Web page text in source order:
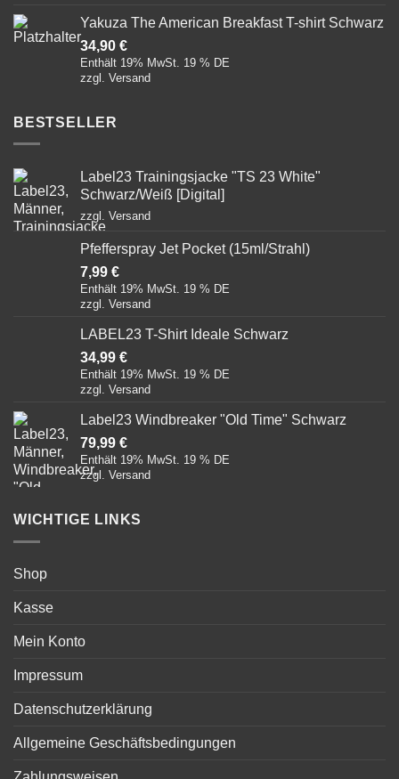
Yakuza The American Breakfast T-shirt Schwarz
34,90 €
Enthält 19% MwSt. 19 % DE
zzgl. Versand
BESTSELLER
Label23 Trainingsjacke "TS 23 White"
Schwarz/Weiß [Digital]
zzgl. Versand
Pfefferspray Jet Pocket (15ml/Strahl)
7,99 €
Enthält 19% MwSt. 19 % DE
zzgl. Versand
LABEL23 T-Shirt Ideale Schwarz
34,99 €
Enthält 19% MwSt. 19 % DE
zzgl. Versand
Label23 Windbreaker "Old Time" Schwarz
79,99 €
Enthält 19% MwSt. 19 % DE
zzgl. Versand
WICHTIGE LINKS
Shop
Kasse
Mein Konto
Impressum
Datenschutzerklärung
Allgemeine Geschäftsbedingungen